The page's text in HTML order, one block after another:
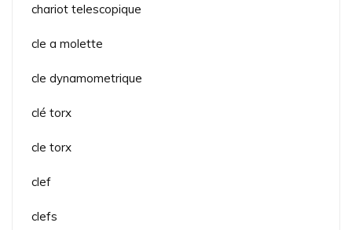
chariot telescopique
cle a molette
cle dynamometrique
clé torx
cle torx
clef
clefs